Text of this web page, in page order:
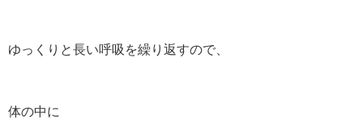
ゆっくりと長い呼吸を繰り返すので、
体の中に